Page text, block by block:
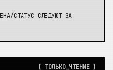
СТАТУС СЛЕДУЮТ ЗА
[ ТОЛЬКО_ЧТЕНИЕ ]